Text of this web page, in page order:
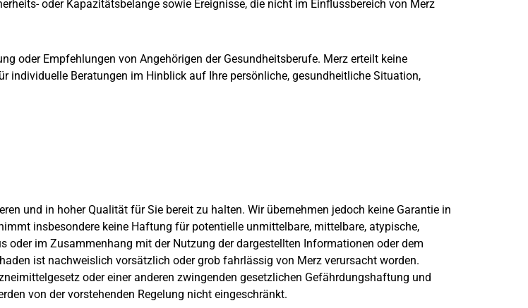
oder Kapazitätsbelange sowie Ereignisse, die nicht im Einflussbereich von Merz
oder Empfehlungen von Angehörigen der Gesundheitsberufe. Merz erteilt keine
individuelle Beratungen im Hinblick auf Ihre persönliche, gesundheitliche Situation,
und in hoher Qualität für Sie bereit zu halten. Wir übernehmen jedoch keine Garantie in
insbesondere keine Haftung für potentielle unmittelbare, mittelbare, atypische,
im Zusammenhang mit der Nutzung der dargestellten Informationen oder dem
ist nachweislich vorsätzlich oder grob fahrlässig von Merz verursacht worden.
oder einer anderen zwingenden gesetzlichen Gefährdungshaftung und
von der vorstehenden Regelung nicht eingeschränkt.